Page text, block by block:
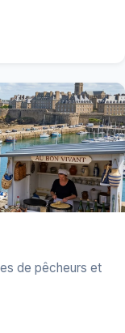
de pêcheurs et